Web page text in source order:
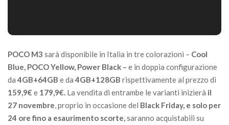
POCO M3 sarà disponibile in Italia in tre colorazioni – Cool
Blue, POCO Yellow, Power Black – e in doppia configurazione
da4GB+64GB e da4GB+128GB rispettivamente al prezzo di
159,9€ e 179,9€. La vendita di entrambe le varianti inizierà il
27 novembre, proprio in occasione del Black Friday, e solo per
24 ore fino a esaurimento scorte,saranno acquistabili su